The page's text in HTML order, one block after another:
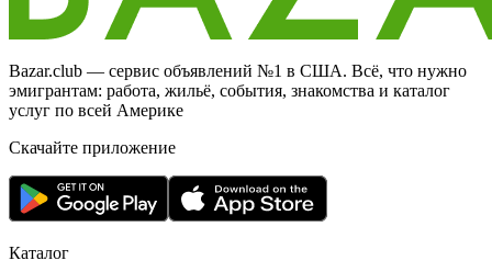
Bazar.club — сервис объявлений №1 в США. Всё, что нужно
эмигрантам: работа, жильё, события, знакомства и каталог
услуг по всей Америке
Скачайте приложение
Каталог